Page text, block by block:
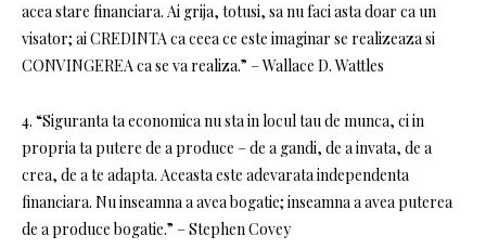
acea stare financiara. Ai grija, totusi, sa nu faci asta doar ca un
visator; ai CREDINTA ca ceea ce este imaginar se realizeaza si
CONVINGEREA ca se va realiza.” – Wallace D. Wattles
4. “Siguranta ta economica nu sta in locul tau de munca, ci in
propria ta putere de a produce – de a gandi, de a invata, de a
crea, de a te adapta. Aceasta este adevarata independenta
financiara. Nu inseamna a avea bogatie; inseamna a avea puterea
de a produce bogatie.” – Stephen Covey